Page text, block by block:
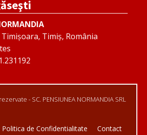
Timiș, România
- SC. PENSIUNEA NORMANDIA SRL
Politica de Confidentialitate Contact